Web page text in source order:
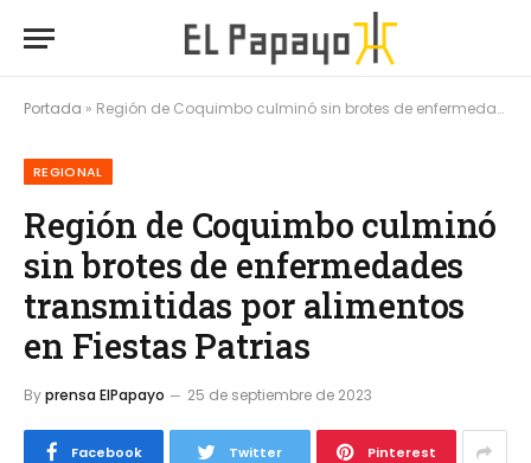
Portada » Región de Coquimbo culminó sin brotes de enfermedades transmitidas por alimentos en Fiestas Patrias
REGIONAL
Región de Coquimbo culminó
sin brotes de enfermedades
transmitidas por alimentos
en Fiestas Patrias
Byprensa ElPapayo 25 de septiembre de 2023
Facebook Twitter Pinterest